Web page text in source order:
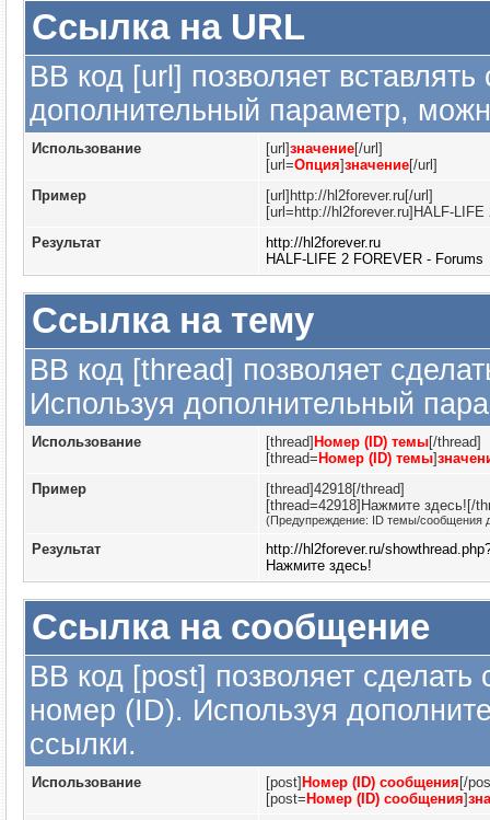
Ссылка на URL
BB код [url] позволяет
дополнительный параметр,
Использование [url]значение[/url]
[url=Опция]значение[/url]
Пример
[url]http://hl2forever.ru[/url]
[url=http://hl2forever.ru]HALF-
Результат
http://hl2forever.ru
HALF-LIFE 2 FOREVER - Forums
Ссылка на тему
BB код [thread] позволяет
Используя дополнительный
Использование [thread] Номер (ID) темы[/thread]
[thread= Номер (ID) темы]
Пример
[thread]42918[/thread]
[thread=42918]Нажмите здесь![/
(Предупреждение: ID темы/сообщения
Результат
http://hl2forever.ru/
Нажмите здесь!
Ссылка на сообщение
BB код [post] позволяет
номер (ID). Используя
ссылки.
Использование [post] Номер (ID) сообщения [/
[post= Номер (ID) сообщения]